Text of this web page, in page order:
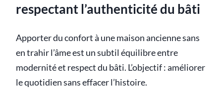
respectant l’authenticité du bâti
Apporter du confort à une maison ancienne sans
en trahir l’âme est un subtil équilibre entre
modernité et respect du bâti. L’objectif : améliorer
le quotidien sans effacer l’histoire.